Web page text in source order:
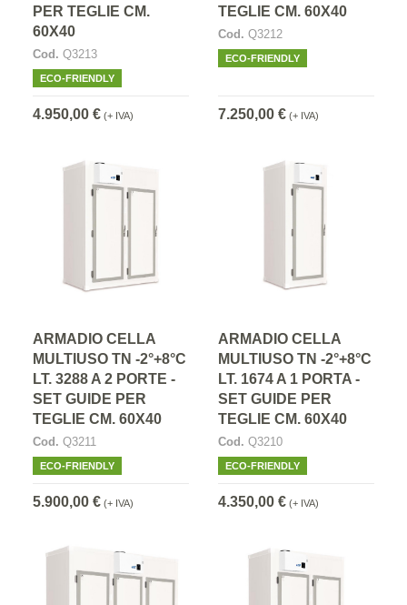
PER TEGLIE CM.
60X40
Cod. Q3213
ECO-FRIENDLY
4.950,00 € (+ IVA)
TEGLIE CM. 60X40
Cod. Q3212
ECO-FRIENDLY
7.250,00 € (+ IVA)
ARMADIO CELLA
MULTIUSO TN -2°+8°C
LT. 3288 A 2 PORTE -
SET GUIDE PER
TEGLIE CM. 60X40
Cod. Q3211
ECO-FRIENDLY
5.900,00 € (+ IVA)
ARMADIO CELLA
MULTIUSO TN -2°+8°C
LT. 1674 A 1 PORTA -
SET GUIDE PER
TEGLIE CM. 60X40
Cod. Q3210
ECO-FRIENDLY
4.350,00 € (+ IVA)